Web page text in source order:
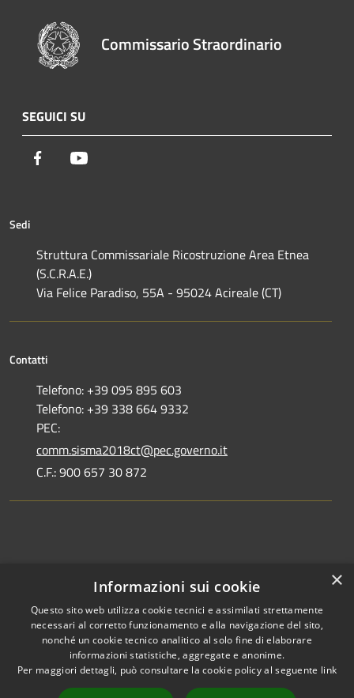
Commissario Straordinario
SEGUICI SU
Facebook
Sedi
Struttura Commissariale Ricostruzione Area Etnea
(S.C.R.A.E.)
Via Felice Paradiso, 55A - 95024 Acireale (CT)
Contatti
Telefono: +39 095 895 603
Telefono: +39 338 664 9332
PEC:
comm.sisma2018ct@pec.governo.it
C.F.: 900 657 30 872
Dichiarazione di accessibilità
RSS
Copyright © 2026 •
×
Informazioni sui cookie
Questo sito web utilizza cookie tecnici e assimilati strettamente
necessari al corretto funzionamento e alla navigazione del sito,
nonché un cookie tecnico analitico al solo fine di elaborare
informazioni statistiche, aggregate e anonime.
Per maggiori dettagli, può consultare la cookie policy al seguente link